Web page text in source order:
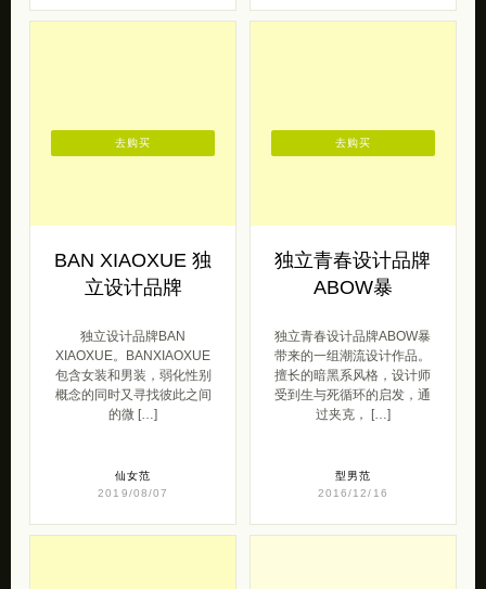
BAN XIAOXUE 独
立设计品牌
独立设计品牌BAN
XIAOXUE。BANXIAOXUE
包含女装和男装，弱化性别
概念的同时又寻找彼此之间
的微 […]
仙女范
2019/08/07
去购买
独立青春设计品牌
ABOW暴
独立青春设计品牌ABOW暴
带来的一组潮流设计作品。
擅长的暗黑系风格，设计师
受到生与死循环的启发，通
过夹克， […]
型男范
2016/12/16
去购买